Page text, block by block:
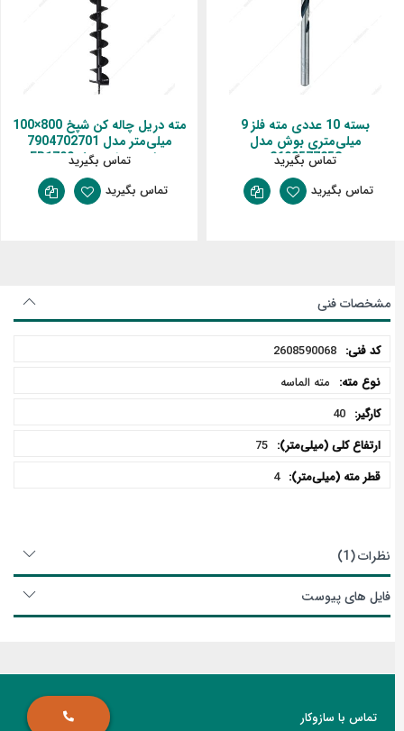
بسته 10 عددی مته فلز 9
میلی‌متری بوش مدل
2608577258
تماس بگیرید
تماس بگیرید
مته دریل چاله کن شپخ 800×100
میلی‌متر مدل 7904702701
مناسب برای مدل EB1700
تماس بگیرید
تماس بگیرید
مشخصات فنی
مشخصات
2608590068
مته الماسه
40
75
نظرات 1
فایل های پیوست
تماس با سازوکار